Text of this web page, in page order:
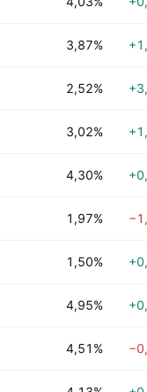
3,87%
2,52%
3,02%
4,30%
1,97%
1,50%
4,95%
4,51%